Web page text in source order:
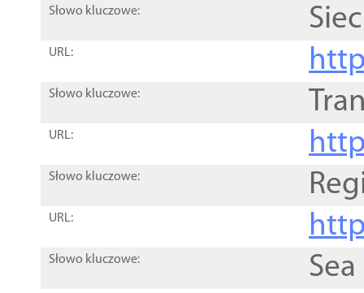
Słowo kluczowe:
URL:
Słowo kluczowe:
URL:
Słowo kluczowe:
URL:
Słowo kluczowe: